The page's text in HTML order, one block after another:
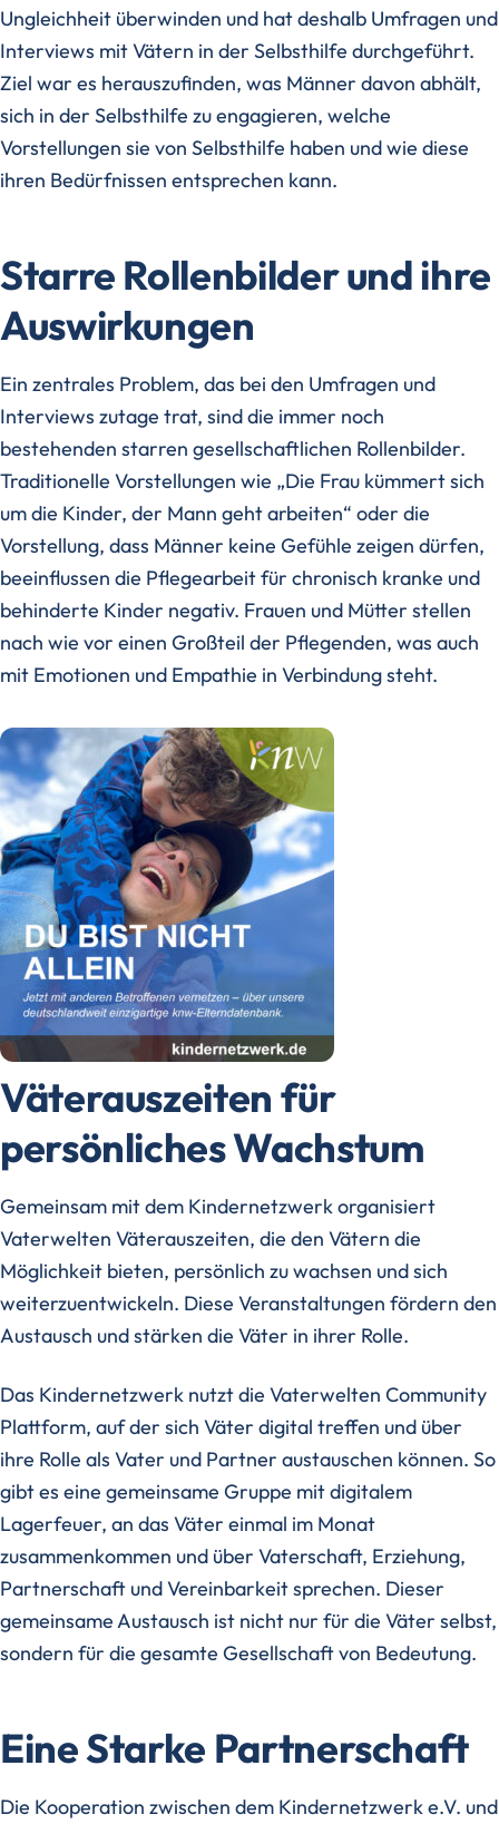
Ungleichheit überwinden und hat deshalb Umfragen und
Interviews mit Vätern in der Selbsthilfe durchgeführt.
Ziel war es herauszufinden, was Männer davon abhält,
sich in der Selbsthilfe zu engagieren, welche
Vorstellungen sie von Selbsthilfe haben und wie diese
ihren Bedürfnissen entsprechen kann.
Starre Rollenbilder und ihre
Auswirkungen
Ein zentrales Problem, das bei den Umfragen und
Interviews zutage trat, sind die immer noch
bestehenden starren gesellschaftlichen Rollenbilder.
Traditionelle Vorstellungen wie „Die Frau kümmert sich
um die Kinder, der Mann geht arbeiten“ oder die
Vorstellung, dass Männer keine Gefühle zeigen dürfen,
beeinflussen die Pflegearbeit für chronisch kranke und
behinderte Kinder negativ. Frauen und Mütter stellen
nach wie vor einen Großteil der Pflegenden, was auch
mit Emotionen und Empathie in Verbindung steht.
Väterauszeiten für
persönliches Wachstum
Gemeinsam mit dem Kindernetzwerk organisiert
Vaterwelten Väterauszeiten, die den Vätern die
Möglichkeit bieten, persönlich zu wachsen und sich
weiterzuentwickeln. Diese Veranstaltungen fördern den
Austausch und stärken die Väter in ihrer Rolle.
Das Kindernetzwerk nutzt die Vaterwelten Community
Plattform, auf der sich Väter digital treffen und über
ihre Rolle als Vater und Partner austauschen können. So
gibt es eine gemeinsame Gruppe mit digitalem
Lagerfeuer, an das Väter einmal im Monat
zusammenkommen und über Vaterschaft, Erziehung,
Partnerschaft und Vereinbarkeit sprechen. Dieser
gemeinsame Austausch ist nicht nur für die Väter selbst,
sondern für die gesamte Gesellschaft von Bedeutung.
Eine Starke Partnerschaft
Die Kooperation zwischen dem Kindernetzwerk e.V. und